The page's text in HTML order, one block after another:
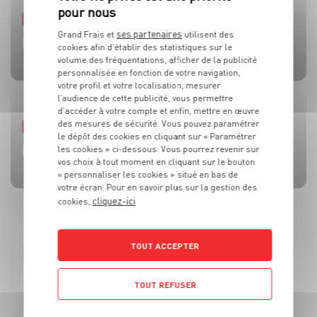
TOMATES
BRUSCHETTA FRAISES TOMATES MOZZA
ACTUALITE
L’HUILE QUI FAIT TOUTE LA DIFFÉRENCE !
BEAUFORT AOP
SALADE MOZZARELLA, PÊCHE ET AVOCAT
CÔTE DE BŒUF
CÔTE DE BOEUF AU ROQUEFORT
MOULES DE BOUCHOT AOP DE LA BAIE DU MONT-SAINT-
BROCHETTES DE SARDINES ET SAUCE À LA MENTHE
Grand Frais et ses partenaires utilisent des
cookies afin d’établir des statistiques sur le
volume des fréquentations, afficher de la publicité
personnalisée en fonction de votre navigation,
votre profil et votre localisation, mesurer
l’audience de cette publicité, vous permettre
d’accéder à votre compte et enfin, mettre en œuvre
des mesures de sécurité. Vous pouvez paramétrer
le dépôt des cookies en cliquant sur « Paramétrer
les cookies » ci-dessous. Vous pourrez revenir sur
vos choix à tout moment en cliquant sur le bouton
« personnaliser les cookies » situé en bas de
votre écran. Pour en savoir plus sur la gestion des
cookies, cliquez-ici
TOUT ACCEPTER
TOUT REFUSER